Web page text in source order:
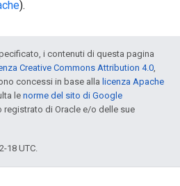
).
i contenuti di questa pagina
Creative Commons Attribution 4.0,
concessi in base alla licenza Apache
le norme del sito di Google
registrato di Oracle e/o delle sue
18 UTC.